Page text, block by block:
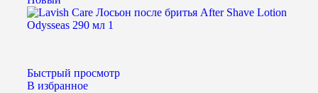
Быстрый просмотр
В избранное